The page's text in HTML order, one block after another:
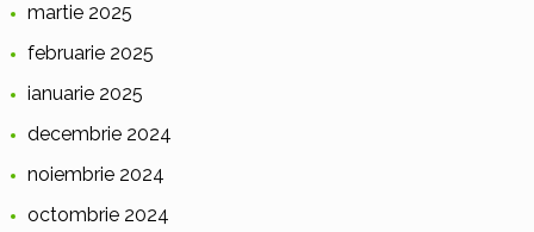
martie 2025
februarie 2025
ianuarie 2025
decembrie 2024
noiembrie 2024
octombrie 2024